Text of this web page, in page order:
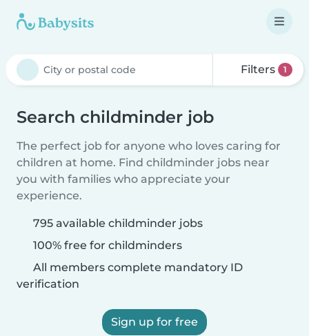
Filters 1
Search childminder job
The perfect job for anyone who loves caring for
children at home. Find childminder jobs near
you with families who appreciate your
experience.
795 available childminder jobs
100% free for childminders
All members complete mandatory ID
verification
Sign up for free